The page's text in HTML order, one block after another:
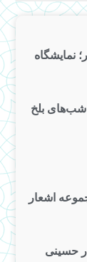
نمایشگاه
بلخ
اشعار
حسینی